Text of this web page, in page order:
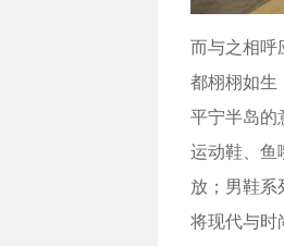
而与之相呼
都栩栩如生
平宁半岛的
运动鞋、鱼
放；男鞋系
将现代与时